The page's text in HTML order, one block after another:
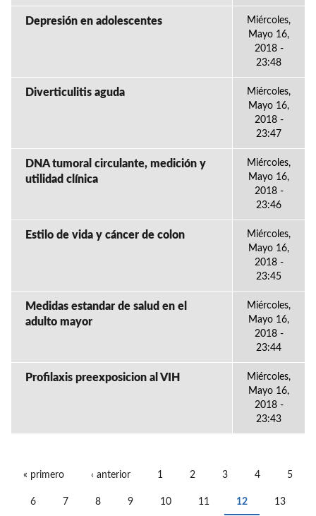
Depresión en adolescentes
Miércoles,
Mayo 16,
2018 -
23:48
Diverticulitis aguda
Miércoles,
Mayo 16,
2018 -
23:47
DNA tumoral circulante, medición y
utilidad clínica
Miércoles,
Mayo 16,
2018 -
23:46
Estilo de vida y cáncer de colon
Miércoles,
Mayo 16,
2018 -
23:45
Medidas estandar de salud en el
adulto mayor
Miércoles,
Mayo 16,
2018 -
23:44
Profilaxis preexposicion al VIH
Miércoles,
Mayo 16,
2018 -
23:43
« primero ‹ anterior 1 2 3 4 5
6 7 8 9 10 11 12 13